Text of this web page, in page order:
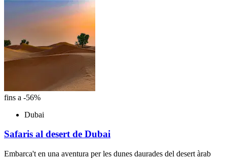
fins a -56%
Dubai
Safaris al desert de Dubai
Embarca't en una aventura per les dunes daurades del desert àrab